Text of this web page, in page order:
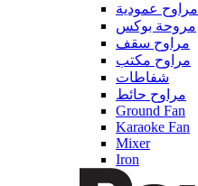
مراوح عمودية
مروحة بوكس
مراوح سقف
مراوح مكتب
شفاطات
مراوح حائط
Ground Fan
Karaoke Fan
Mixer
Iron